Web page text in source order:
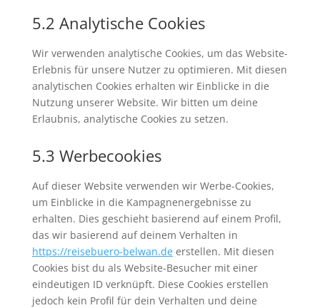
5.2 Analytische Cookies
Wir verwenden analytische Cookies, um das Website-
Erlebnis für unsere Nutzer zu optimieren. Mit diesen
analytischen Cookies erhalten wir Einblicke in die
Nutzung unserer Website. Wir bitten um deine
Erlaubnis, analytische Cookies zu setzen.
5.3 Werbecookies
Auf dieser Website verwenden wir Werbe-Cookies,
um Einblicke in die Kampagnenergebnisse zu
erhalten. Dies geschieht basierend auf einem Profil,
das wir basierend auf deinem Verhalten in
https://reisebuero-belwan.deerstellen. Mit diesen
Cookies bist du als Website-Besucher mit einer
eindeutigen ID verknüpft. Diese Cookies erstellen
jedoch kein Profil für dein Verhalten und deine